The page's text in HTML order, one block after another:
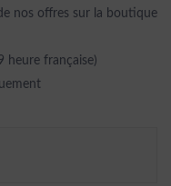
nos offres sur la boutique
heure française)